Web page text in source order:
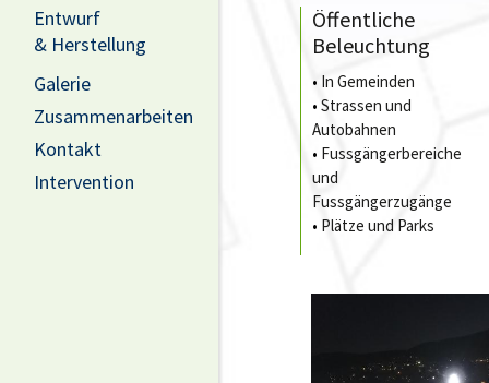
Entwurf
& Herstellung
Galerie
Zusammenarbeiten
Kontakt
Intervention
Öffentliche
Beleuchtung
• In Gemeinden
• Strassen und
Autobahnen
• Fussgängerbereiche
und
Fussgängerzugänge
• Plätze und Parks